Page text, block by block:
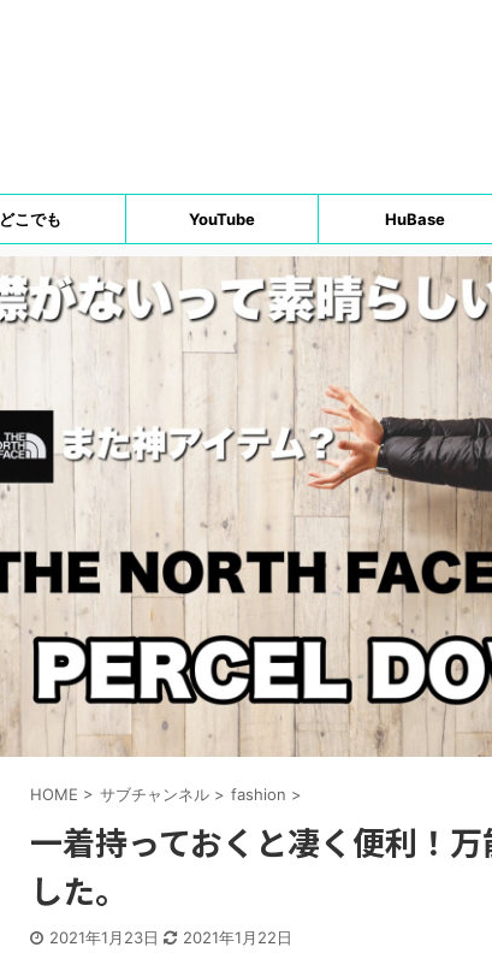
どこでも YouTube HuBase
HOME > サブチャンネル > fashion >
一着持っておくと凄く便利！
した。
2021年1月23日 2021年1月22日